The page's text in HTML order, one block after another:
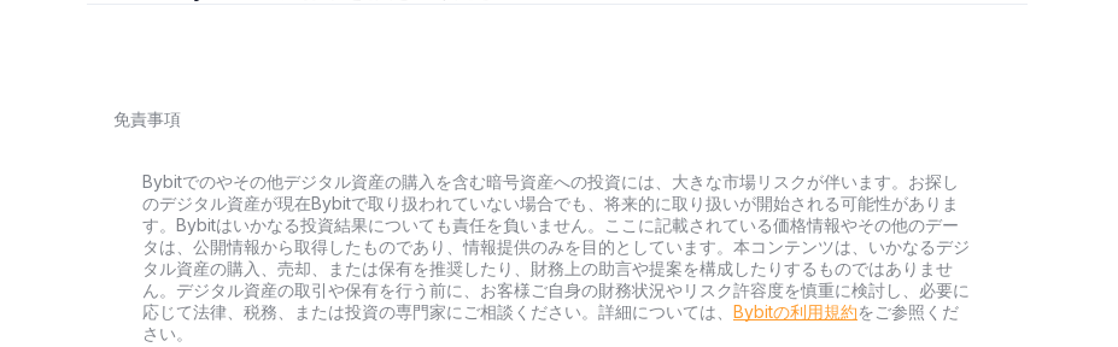
免責事項
Bybitでのやその他デジタル資産の購入を含む暗号資産への投資には、大きな市場リスクが伴います。お探し
のデジタル資産が現在Bybitで取り扱われていない場合でも、将来的に取り扱いが開始される可能性がありま
す。Bybitはいかなる投資結果についても責任を負いません。ここに記載されている価格情報やその他のデー
タは、公開情報から取得したものであり、情報提供のみを目的としています。本コンテンツは、いかなるデジ
タル資産の購入、売却、または保有を推奨したり、財務上の助言や提案を構成したりするものではありませ
ん。デジタル資産の取引や保有を行う前に、お客様ご自身の財務状況やリスク許容度を慎重に検討し、必要に
応じて法律、税務、または投資の専門家にご相談ください。詳細については、 Bybitの利用規約をご参照くだ
さい。